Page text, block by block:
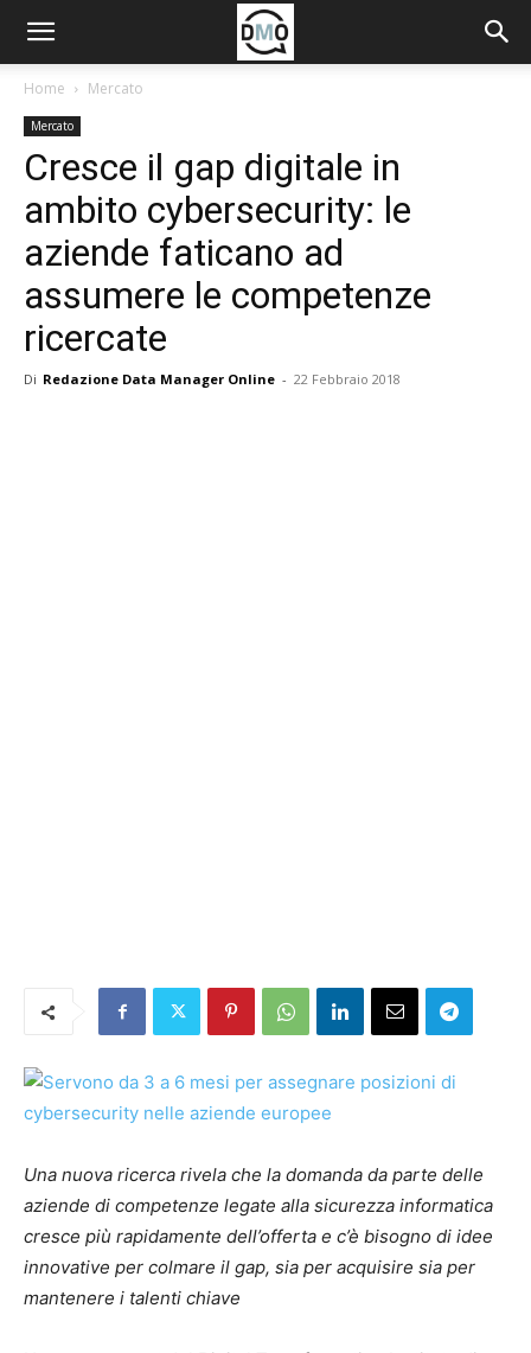
Home Mercato
Mercato
Cresce il gap digitale in
ambito cybersecurity: le
aziende faticano ad
assumere le competenze
ricercate
Di Redazione Data Manager Online - 22 Febbraio 2018
Una nuova ricerca rivela che la domanda da parte delle
aziende di competenze legate alla sicurezza informatica
cresce più rapidamente dell’offerta e c’è bisogno di idee
innovative per colmare il gap, sia per acquisire sia per
mantenere i talenti chiave